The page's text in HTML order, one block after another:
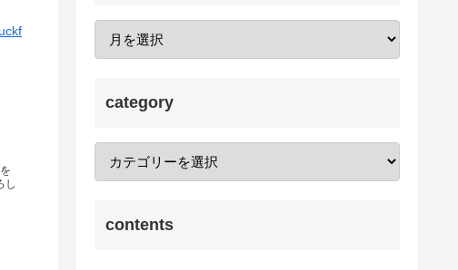
し
category
contents